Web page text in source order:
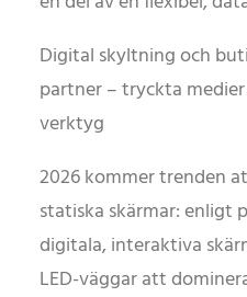
Digital skyltning och
partner – tryckta
verktyg
2026 kommer trenden
statiska skärmar: enligt
digitala, interaktiva
LED-väggar att